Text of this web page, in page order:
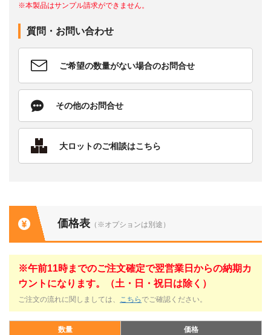
※本製品はサンプル請求ができません。
質問・お問い合わせ
ご希望の数量がない場合のお問合せ
その他のお問合せ
大ロットのご相談はこちら
価格表 （※オプションは別途）
※午前11時までのご注文確定で翌営業日からの納期カ
ウントになります。（土・日・祝日は除く）
ご注文の流れに関しましては、 こちら でご確認ください。
数量 価格